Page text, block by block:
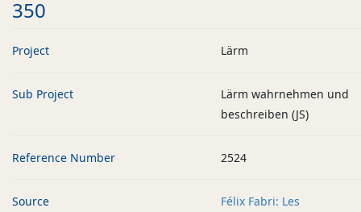
350
Project Lärm
Sub Project
Lärm wahrnehmen und
beschreiben (JS)
Reference Number 2524
Source
Félix Fabri: Les